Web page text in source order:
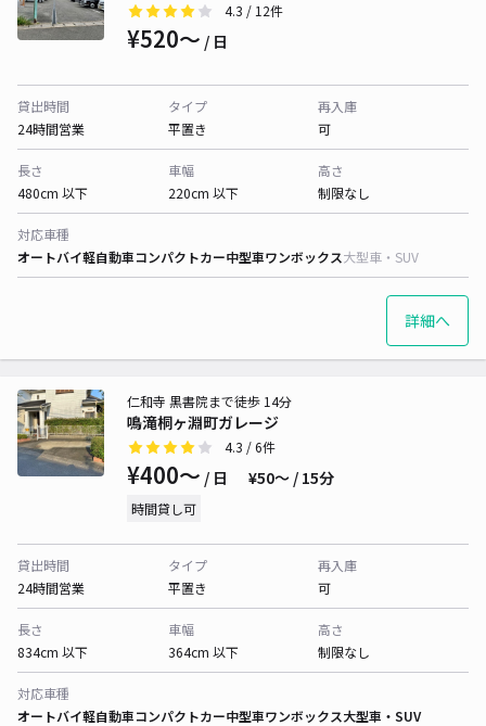
4.3 / 12件
¥520〜 / 日
貸出時間
24時間営業
タイプ
平置き
再入庫
可
長さ
480cm 以下
車幅
220cm 以下
高さ
制限なし
対応車種
オートバイ軽自動車コンパクトカー中型車ワンボックス大型車・SUV
詳細へ
鳴滝桐ヶ淵町ガレージ
仁和寺 黒書院まで徒歩 14分
4.3 / 6件
¥400〜 / 日 ¥50〜 / 15分
時間貸し可
貸出時間
24時間営業
タイプ
平置き
再入庫
可
長さ
834cm 以下
車幅
364cm 以下
高さ
制限なし
対応車種
オートバイ軽自動車コンパクトカー中型車ワンボックス大型車・SUV